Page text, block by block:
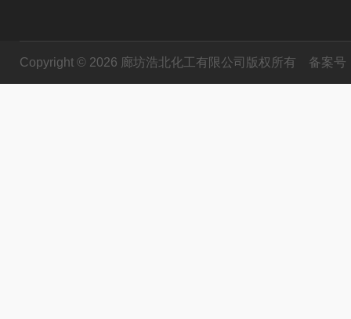
Copyright © 2026 廊坊浩北化工有限公司版权所有 备案号